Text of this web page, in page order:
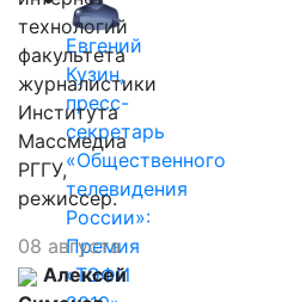
Евгений
Кузин,
пресс-
секретарь
«Общественного
телевидения
России»:
Премия
«ТЭФИ
технологий
факультета
журналистики
Института
Массмедиа
РГГУ,
режиссер.
08 августа
Алексей